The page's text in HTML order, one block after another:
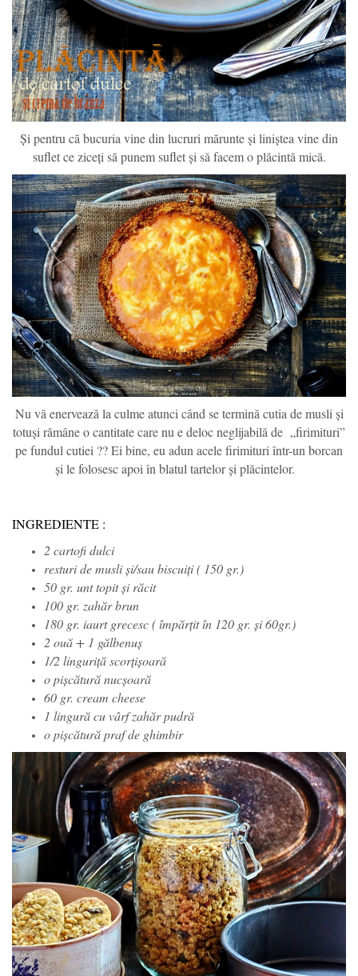
Și pentru că bucuria vine din lucruri mărunte și liniștea vine din
suflet ce ziceți să punem suflet și să facem o plăcintă mică.
Nu vă enervează la culme atunci când se termină cutia de musli și
totuși rămâne o cantitate care nu e deloc neglijabilă de „firimituri”
pe fundul cutiei ?? Ei bine, eu adun acele firimituri într-un borcan
și le folosesc apoi în blatul tartelor și plăcintelor.
INGREDIENTE :
2 cartofi dulci
resturi de musli și/sau biscuiți ( 150 gr.)
50 gr. unt topit și răcit
100 gr. zahăr brun
180 gr. iaurt grecesc ( împărțit în 120 gr. și 60gr.)
2 ouă + 1 gălbenuș
1/2 linguriță scorțișoară
o pișcătură nucșoară
60 gr. cream cheese
1 lingură cu vârf zahăr pudră
o pișcătură praf de ghimbir